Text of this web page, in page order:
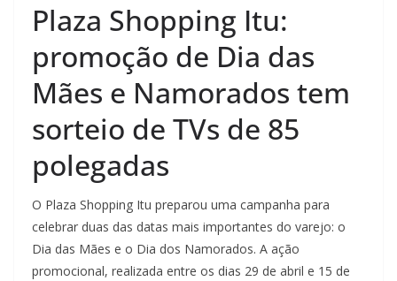
Plaza Shopping Itu:
promoção de Dia das
Mães e Namorados tem
sorteio de TVs de 85
polegadas
O Plaza Shopping Itu preparou uma campanha para
celebrar duas das datas mais importantes do varejo: o
Dia das Mães e o Dia dos Namorados. A ação
promocional, realizada entre os dias 29 de abril e 15 de